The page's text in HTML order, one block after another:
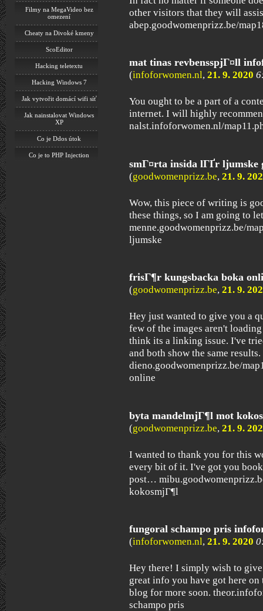
Filmy na MegaVideo bez
omezení
Cheaty na Divoké kmeny
ScoEditor
Hacking teletextu
Hacking Windows 7
Jak vytvořit domácí wifi síť
Jak nainstalovat Windows
XP
Co je Ddos útok
Co je to PHP Injection
other visitors that they will
abep.goodwomenprizz.be/
mat tinas revbensspjГ¤ll
(infoforwomen.nl, 21. 9. 2020
You ought to be a part of a
internet. I will highly
nalst.infoforwomen.nl/
smГ¤rta insida lГҐr ljumske
(goodwomenprizz.be, 21. 9.
Wow, this piece of writing is
these things, so I am going to
menne.goodwomenprizz.be/
ljumske
frisГ¶r kungsbacka boka
(goodwomenprizz.be, 21. 9.
Hey just wanted to give you a
few of the images aren't
think its a linking issue. I've
and both show the same results.
dieno.goodwomenprizz.be/
online
byta mandelmjГ¶l mot
(goodwomenprizz.be, 21. 9.
I wanted to thank you for this
every bit of it. I've got you
post…
kokosmjГ¶l
fungoral schampo pris
(infoforwomen.nl, 21. 9. 2020
Hey there! I simply wish to
great info you have got here
blog for more soon.
schampo pris